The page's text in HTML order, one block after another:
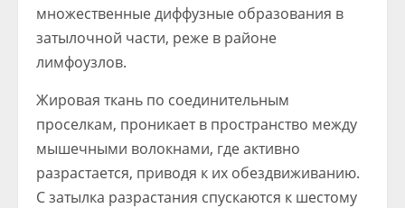
множественные диффузные образования в
затылочной части, реже в районе
лимфоузлов.
Жировая ткань по соединительным
проселкам, проникает в пространство между
мышечными волокнами, где активно
разрастается, приводя к их обездвиживанию.
С затылка разрастания спускаются к шестому